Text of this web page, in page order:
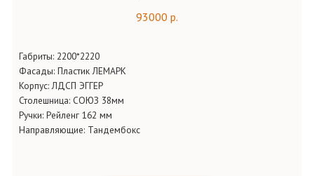
93000 р.
Габриты: 2200*2220
Фасады: Пластик ЛЕМАРК
Корпус:ЛДСП ЭГГЕР
Столешница: СОЮЗ 38мм
Ручки: Рейленг 162 мм
Направляющие: Тандембокс